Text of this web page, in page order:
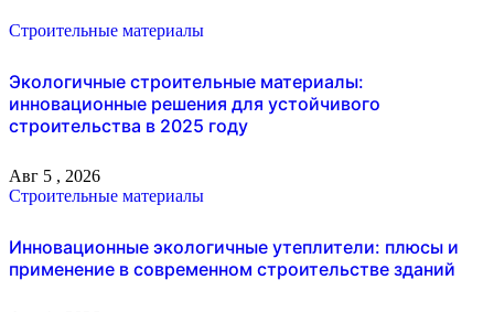
Строительные материалы
Экологичные строительные материалы:
инновационные решения для устойчивого
строительства в 2025 году
Авг 5 , 2026
Строительные материалы
Инновационные экологичные утеплители: плюсы и
применение в современном строительстве зданий